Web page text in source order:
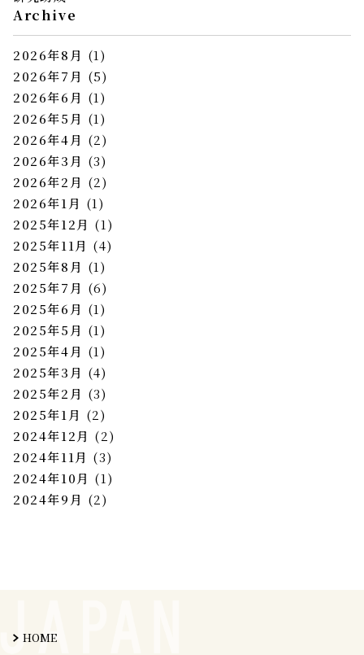
Archive
2026年8月 (1)
2026年7月 (5)
2026年6月 (1)
2026年5月 (1)
2026年4月 (2)
2026年3月 (3)
2026年2月 (2)
2026年1月 (1)
2025年12月 (1)
2025年11月 (4)
2025年8月 (1)
2025年7月 (6)
2025年6月 (1)
2025年5月 (1)
2025年4月 (1)
2025年3月 (4)
2025年2月 (3)
2025年1月 (2)
2024年12月 (2)
2024年11月 (3)
2024年10月 (1)
2024年9月 (2)
HOME